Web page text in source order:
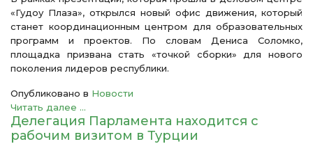
«Гудоу Плаза», открылся новый офис движения, который
станет координационным центром для образовательных
программ и проектов. По словам Дениса Соломко,
площадка призвана стать «точкой сборки» для нового
поколения лидеров республики.
Опубликовано в Новости
Читать далее ...
Делегация Парламента находится с
рабочим визитом в Турции